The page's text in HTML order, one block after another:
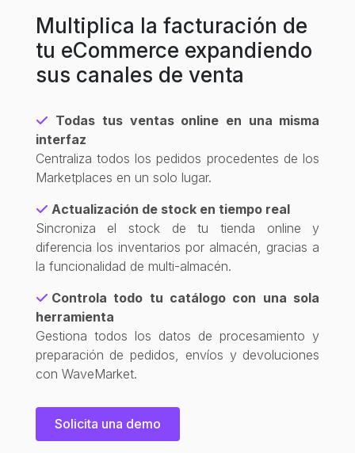
Multiplica la facturación de
tu eCommerce expandiendo
sus canales de venta
Todas tus ventas online en una misma
interfaz
Centraliza todos los pedidos procedentes de los
Marketplaces en un solo lugar.
Actualización de stock en tiempo real
Sincroniza el stock de tu tienda online y
diferencia los inventarios por almacén, gracias a
la funcionalidad de multi-almacén.
Controla todo tu catálogo con una sola
herramienta
Gestiona todos los datos de procesamiento y
preparación de pedidos, envíos y devoluciones
con WaveMarket.
Solicita una demo